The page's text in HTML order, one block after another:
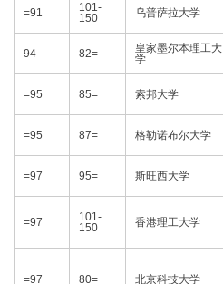
=91
101-
150
乌普萨拉大学
94 82=
皇家墨尔本理工大
学
=95 85= 索邦大学
=95 87= 格勒诺布尔大学
=97 95= 斯旺西大学
=97
101-
150
香港理工大学
=97 80= 北京科技大学